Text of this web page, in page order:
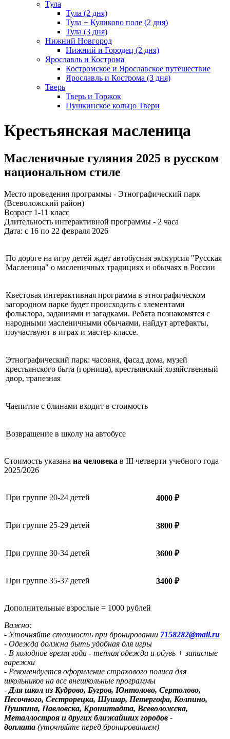
Тула
Тула (2 дня)
Тула + Куликово поле (2 дня)
Тула (3 дня)
Нижний Новгород
Нижний и Городец (2 дня)
Ярославль и Кострома
Костромское и Ярославское путешествие
Ярославль и Кострома (3 дня)
Тверь
Тверь и Торжок
Пушкинское кольцо Твери
Крестьянская масленица
Масленичные гуляния 2025 в русском
национальном стиле
Место проведения программы - Этнографический парк
(Всеволожский район)
Возраст 1-11 класс
Длительность интерактивной программы - 2 часа
Дата: с 16 по 22 февраля 2026
По дороге на игру детей ждет автобусная экскурсия "Русская
Масленица" о масленичных традициях и обычаях в России
Квестовая интерактивная программа в этнографическом
загородном парке будет происходить с элементами
фольклора, заданиями и загадками. Ребята познакомятся с
народными масленичными обычаями, найдут артефакты,
поучаствуют в играх и мастер-классе.
Этнографический парк: часовня, фасад дома, музей
крестьянского быта (горница), крестьянский хозяйственный
двор, трапезная
Чаепитие с блинами входит в стоимость
Возвращение в школу на автобусе
Стоимость указана на человека в III четверти учебного года
2025/2026
При группе 20-24 детей 4000 ₽
При группе 25-29 детей 3800 ₽
При группе 30-34 детей 3600 ₽
При группе 35-37 детей 3400 ₽
Дополнительные взрослые = 1000 рублей
Важно:
- Уточняйте стоимость при бронировании 7158282@mail.ru
- Одежда должна быть удобная для игры
- В холодное время года - теплая одежда и обувь + запасные
варежки
- Рекомендуется оформление страхового полиса для
школьников на все внешкольные программы
- Для школ из Кудрово, Бугров, Юнтолово, Сертолово,
Песочного, Сестрорецка, Шушар, Петергофа, Колпино,
Пушкина, Павловска, Кронштадта, Всеволожска,
Металлостроя и других ближайших городов -
доплата (уточняйте перед бронированием)